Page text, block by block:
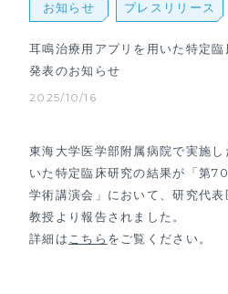
お知らせ プレスリリース
耳鳴治療用アプリを用いた特定
発表のお知らせ
2025/10/16
東海大学医学部附属病院で実施
いた特定臨床研究の結果が「第
学術講演会」において、研究代
教授より報告されました。
詳細は こちら をご覧ください。